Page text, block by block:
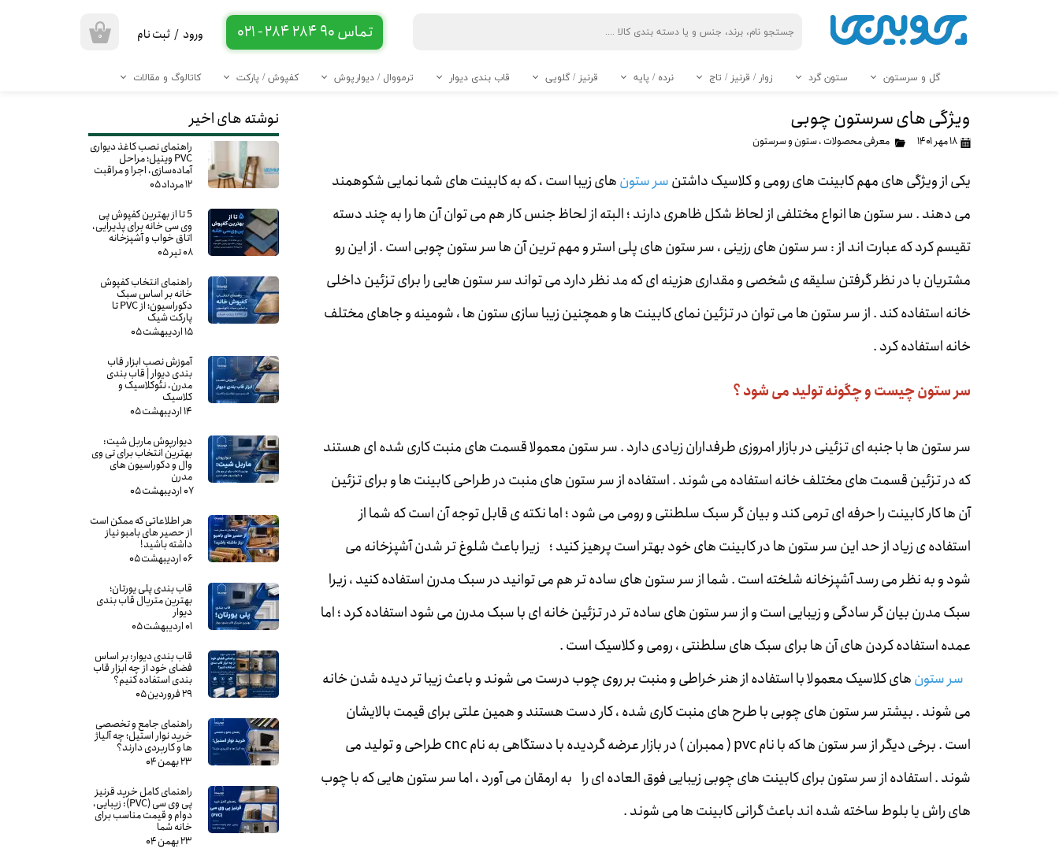
گل و سرستون ستون گرد زوار / قرنیز / تاج نرده / پایه قرنیز / گلویی قاب بندی دیوار ترمووال / دیوارپوش کفپوش / پارکت کاتالوگ و مقالات
تماس 90 284 284 - 021 ۰ ورود / ثبت نام
سفارشات
خروج از حساب کاربری
ویژگی های سرستون چوبی
۱۸ مهر ۱۴۰۱ معرفی محصولات،ستون و سرستون
یکی از ویژگی های مهم کابینت های رومی و کلاسیک داشتنسر ستونهای زیبا است ، که به کابینت های شما نمایی شکوهمند
می دهند . سر ستون ها انواع مختلفی از لحاظ شکل ظاهری دارند ؛ البته از لحاظ جنس کار هم می توان آن ها را به چند دسته
تقیسم کرد که عبارت اند از : سر ستون های رزینی ، سر ستون های پلی استر و مهم ترین آن ها سر ستون چوبی است . از این رو
مشتریان با در نظر گرفتن سلیقه ی شخصی و مقداری هزینه ای که مد نظر دارد می تواند سر ستون هایی را برای تزئین داخلی
خانه استفاده کند . از سر ستون ها می توان در تزئین نمای کابینت ها و همچنین زیبا سازی ستون ها ، شومینه و جاهای مختلف
خانه استفاده کرد .
سر ستون چیست و چگونه تولید می شود ؟
سر ستون ها با جنبه ای تزئینی در بازار امروزی طرفداران زیادی دارد . سر ستون معمولا قسمت های منبت کاری شده ای هستند
که در تزئین قسمت های مختلف خانه استفاده می شوند . استفاده از سر ستون های منبت در طراحی کابینت ها و برای تزئین
آن ها کار کابینت را حرفه ای ترمی کند و بیان گر سبک سلطنتی و رومی می شود ؛ اما نکته ی قابل توجه آن است که شما از
استفاده ی زیاد از حد این سر ستون ها در کابینت های خود بهتر است پرهیز کنید ؛ زیرا باعث شلوغ تر شدن آشپزخانه می
شود و به نظر می رسد آشپزخانه شلخته است . شما از سر ستون های ساده تر هم می توانید در سبک مدرن استفاده کنید ، زیرا
سبک مدرن بیان گر سادگی و زیبایی است و از سر ستون های ساده تر در تزئین خانه ای با سبک مدرن می شود استفاده کرد ؛ اما
عمده استفاده کردن های آن ها برای سبک های سلطنتی ، رومی و کلاسیک است .
سر ستونهای کلاسیک معمولا با استفاده از هنر خراطی و منبت بر روی چوب درست می شوند و باعث زیبا تر دیده شدن خانه
می شوند . بیشتر سر ستون های چوبی با طرح های منبت کاری شده ، کار دست هستند و همین علتی برای قیمت بالایشان
است . برخی دیگر از سر ستون ها که با نام pvc ( ممبران ) در بازار عرضه گردیده با دستگاهی به نام cnc طراحی و تولید می
شوند . استفاده از سر ستون برای کابینت های چوبی زیبایی فوق العاده ای را به ارمقان می آورد ، اما سر ستون هایی که با چوب
های راش یا بلوط ساخته شده اند باعث گرانی کابینت ها می شوند .
نوشته های اخیر
راهنمای نصب کاغذ دیواری
PVC وینیل؛ مراحل
آماده‌سازی، اجرا و مراقبت
۱۲ مرداد ۰۵
5 تا از بهترین کفپوش پی
وی سی خانه برای پذیرایی،
اتاق خواب و آشپزخانه
۰۸ تیر ۰۵
راهنمای انتخاب کفپوش
خانه بر اساس سبک
دکوراسیون؛ از PVC تا
پارکت شیک
۱۵ اردیبهشت ۰۵
آموزش نصب ابزار قاب
بندی دیوار | قاب بندی
مدرن، نئوکلاسیک و
کلاسیک
۱۴ اردیبهشت ۰۵
دیوارپوش ماربل شیت:
بهترین انتخاب برای تی وی
وال و دکوراسیون های
مدرن
۰۷ اردیبهشت ۰۵
هر اطلاعاتی که ممکن است
از حصیر های بامبو نیاز
داشته باشید!
۰۶ اردیبهشت ۰۵
قاب بندی پلی یورتان؛
بهترین متریال قاب بندی
دیوار
۰۱ اردیبهشت ۰۵
قاب بندی دیوار: بر اساس
فضای خود از چه ابزار قاب
بندی استفاده کنیم؟
۲۹ فروردین ۰۵
راهنمای جامع و تخصصی
خرید نوار استیل؛ چه آلیاژ
ها و کاربردی دارند؟
۲۳ بهمن ۰۴
راهنمای کامل خرید قرنیز
پی وی سی (PVC): زیبایی،
دوام و قیمت مناسب برای
خانه شما
۲۳ بهمن ۰۴